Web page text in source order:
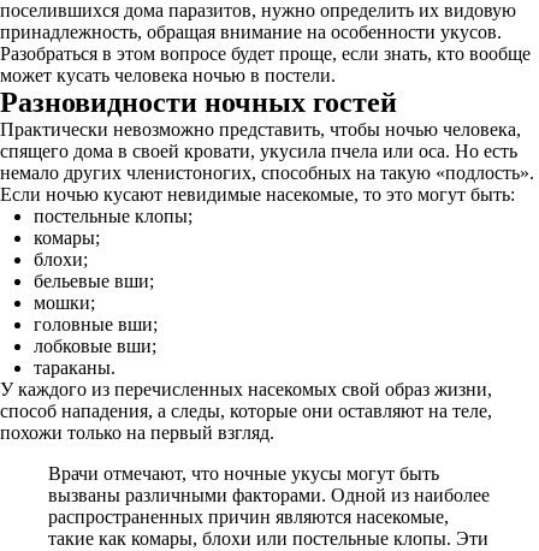
поселившихся дома паразитов, нужно определить их видовую
принадлежность, обращая внимание на особенности укусов.
Разобраться в этом вопросе будет проще, если знать, кто вообще
может кусать человека ночью в постели.
Разновидности ночных гостей
Практически невозможно представить, чтобы ночью человека,
спящего дома в своей кровати, укусила пчела или оса. Но есть
немало других членистоногих, способных на такую «подлость».
Если ночью кусают невидимые насекомые, то это могут быть:
постельные клопы;
комары;
блохи;
бельевые вши;
мошки;
головные вши;
лобковые вши;
тараканы.
У каждого из перечисленных насекомых свой образ жизни,
способ нападения, а следы, которые они оставляют на теле,
похожи только на первый взгляд.
Врачи отмечают, что ночные укусы могут быть
вызваны различными факторами. Одной из наиболее
распространенных причин являются насекомые,
такие как комары, блохи или постельные клопы. Эти